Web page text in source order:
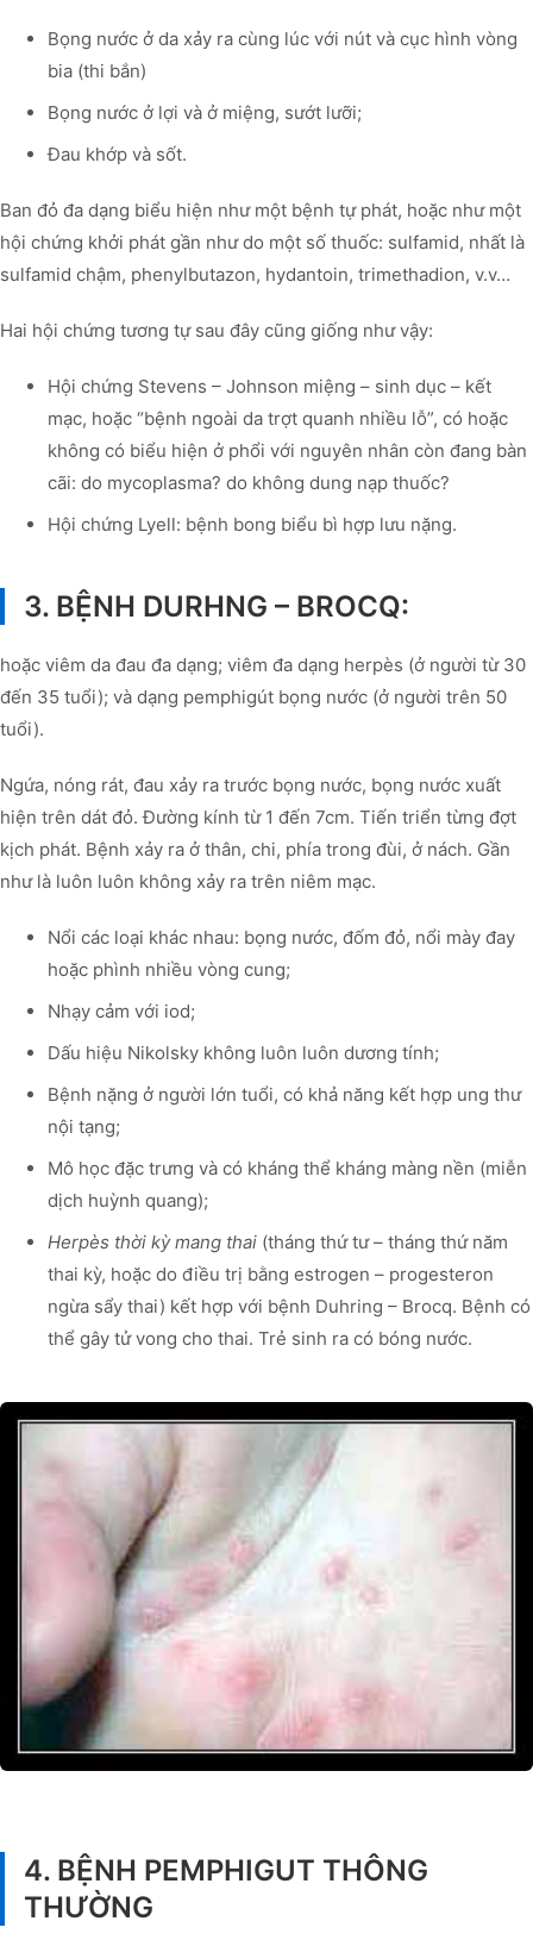
Bọng nước ở da xảy ra cùng lúc với nút và cục hình vòng
bia (thi bắn)
Bọng nước ở lợi và ở miệng, sướt lưỡi;
Đau khớp và sốt.
Ban đỏ đa dạng biểu hiện như một bệnh tự phát, hoặc như một
hội chứng khởi phát gần như do một số thuốc: sulfamid, nhất là
sulfamid chậm, phenylbutazon, hydantoin, trimethadion, v.v…
Hai hội chứng tương tự sau đây cũng giống như vậy:
Hội chứng Stevens – Johnson miệng – sinh dục – kết
mạc, hoặc “bệnh ngoài da trợt quanh nhiều lỗ”, có hoặc
không có biểu hiện ở phổi với nguyên nhân còn đang bàn
cãi: do mycoplasma? do không dung nạp thuốc?
Hội chứng Lyell: bệnh bong biểu bì hợp lưu nặng.
3. BỆNH DURHNG – BROCQ:
hoặc viêm da đau đa dạng; viêm đa dạng herpès (ở người từ 30
đến 35 tuổi); và dạng pemphigút bọng nước (ở người trên 50
tuổi).
Ngứa, nóng rát, đau xảy ra trước bọng nước, bọng nước xuất
hiện trên dát đỏ. Đường kính từ 1 đến 7cm. Tiến triển từng đợt
kịch phát. Bệnh xảy ra ở thân, chi, phía trong đùi, ở nách. Gần
như là luôn luôn không xảy ra trên niêm mạc.
Nổi các loại khác nhau: bọng nước, đốm đỏ, nổi mày đay
hoặc phình nhiều vòng cung;
Nhạy cảm với iod;
Dấu hiệu Nikolsky không luôn luôn dương tính;
Bệnh nặng ở người lớn tuổi, có khả năng kết hợp ung thư
nội tạng;
Mô học đặc trưng và có kháng thể kháng màng nền (miễn
dịch huỳnh quang);
Herpès thời kỳ mang thai (tháng thứ tư – tháng thứ năm
thai kỳ, hoặc do điều trị bằng estrogen – progesteron
ngừa sẩy thai) kết hợp với bệnh Duhring – Brocq. Bệnh có
thể gây tử vong cho thai. Trẻ sinh ra có bóng nước.
4. BỆNH PEMPHIGUT THÔNG
THƯỜNG